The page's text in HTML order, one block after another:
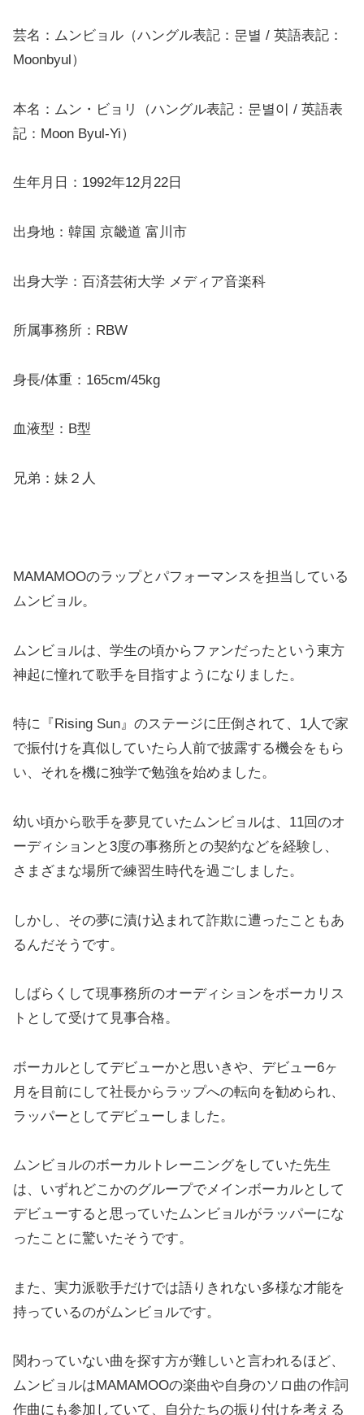
芸名：ムンビョル（ハングル表記：문별 / 英語表記：
Moonbyul）
本名：ムン・ビョリ（ハングル表記：문별이 / 英語表
記：Moon Byul-Yi）
生年月日：1992年12月22日
出身地：韓国 京畿道 富川市
出身大学：百済芸術大学 メディア音楽科
所属事務所：RBW
身長/体重：165cm/45kg
血液型：B型
兄弟：妹２人
MAMAMOOのラップとパフォーマンスを担当している
ムンビョル。
ムンビョルは、学生の頃からファンだったという東方
神起に憧れて歌手を目指すようになりました。
特に『Rising Sun』のステージに圧倒されて、1人で家
で振付けを真似していたら人前で披露する機会をもら
い、それを機に独学で勉強を始めました。
幼い頃から歌手を夢見ていたムンビョルは、11回のオ
ーディションと3度の事務所との契約などを経験し、
さまざまな場所で練習生時代を過ごしました。
しかし、その夢に漬け込まれて詐欺に遭ったこともあ
るんだそうです。
しばらくして現事務所のオーディションをボーカリス
トとして受けて見事合格。
ボーカルとしてデビューかと思いきや、デビュー6ヶ
月を目前にして社長からラップへの転向を勧められ、
ラッパーとしてデビューしました。
ムンビョルのボーカルトレーニングをしていた先生
は、いずれどこかのグループでメインボーカルとして
デビューすると思っていたムンビョルがラッパーにな
ったことに驚いたそうです。
また、実力派歌手だけでは語りきれない多様な才能を
持っているのがムンビョルです。
関わっていない曲を探す方が難しいと言われるほど、
ムンビョルはMAMAMOOの楽曲や自身のソロ曲の作詞
作曲にも参加していて、自分たちの振り付けを考える